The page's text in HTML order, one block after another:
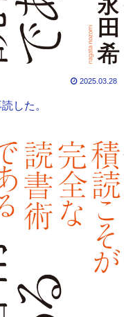
2025.03.28
した。